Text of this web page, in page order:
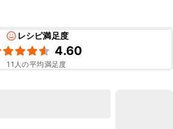
レシピ満足度
4.60
11 人の平均満足度